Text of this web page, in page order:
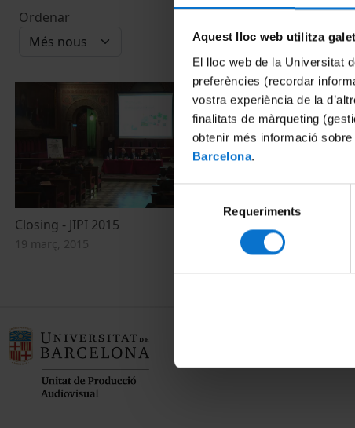
Aquest lloc web utilitza
El lloc web de la Universitat
preferències (recordar
vostra experiència de la
finalitats de màrqueting
obtenir més informació
Barcelona.
de
consentiment
Requeriments
Ordenar
Closing - JIPI 2015
19 març, 2015